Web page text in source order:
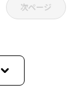
次ページ